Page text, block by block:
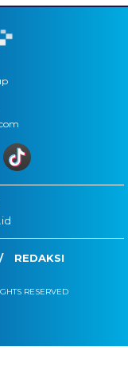
REDAKSI
RESERVED